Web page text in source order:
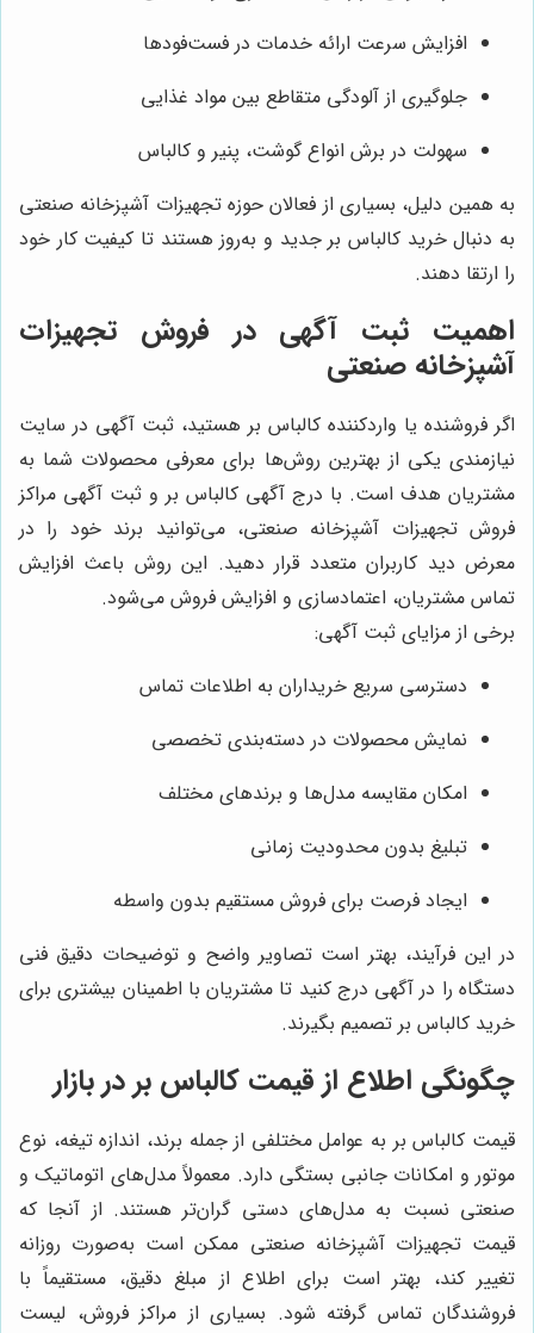
افزایش سرعت ارائه خدمات در فست‌فودها
جلوگیری از آلودگی متقاطع بین مواد غذایی
سهولت در برش انواع گوشت، پنیر و کالباس
به همین دلیل، بسیاری از فعالان حوزه تجهیزات آشپزخانه صنعتی
به دنبال خرید کالباس بر جدید و به‌روز هستند تا کیفیت کار خود
را ارتقا دهند.
اهمیت ثبت آگهی در فروش تجهیزات
آشپزخانه صنعتی
اگر فروشنده یا واردکننده کالباس بر هستید، ثبت آگهی در سایت
نیازمندی یکی از بهترین روش‌ها برای معرفی محصولات شما به
مشتریان هدف است. با درج آگهی کالباس بر و ثبت آگهی مراکز
فروش تجهیزات آشپزخانه صنعتی، می‌توانید برند خود را در
معرض دید کاربران متعدد قرار دهید. این روش باعث افزایش
تماس مشتریان، اعتمادسازی و افزایش فروش می‌شود.
برخی از مزایای ثبت آگهی:
دسترسی سریع خریداران به اطلاعات تماس
نمایش محصولات در دسته‌بندی تخصصی
امکان مقایسه مدل‌ها و برندهای مختلف
تبلیغ بدون محدودیت زمانی
ایجاد فرصت برای فروش مستقیم بدون واسطه
در این فرآیند، بهتر است تصاویر واضح و توضیحات دقیق فنی
دستگاه را در آگهی درج کنید تا مشتریان با اطمینان بیشتری برای
خرید کالباس بر تصمیم بگیرند.
چگونگی اطلاع از قیمت کالباس بر در بازار
قیمت کالباس بر به عوامل مختلفی از جمله برند، اندازه تیغه، نوع
موتور و امکانات جانبی بستگی دارد. معمولاً مدل‌های اتوماتیک و
صنعتی نسبت به مدل‌های دستی گران‌تر هستند. از آنجا که
قیمت تجهیزات آشپزخانه صنعتی ممکن است به‌صورت روزانه
تغییر کند، بهتر است برای اطلاع از مبلغ دقیق، مستقیماً با
فروشندگان تماس گرفته شود. بسیاری از مراکز فروش، لیست